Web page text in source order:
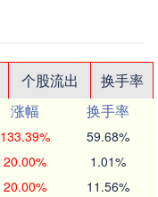
个股流出
换手率
涨幅
换手率
133.39% 59.68%
20.00% 1.01%
20.00% 11.56%